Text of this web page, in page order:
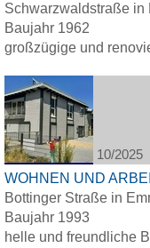
Schwarzwaldstraße in
Baujahr 1962
großzügige und
10/2025
WOHNEN UND
Bottinger Straße in
Baujahr 1993
helle und freundliche